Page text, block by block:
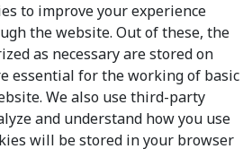
to improve your experience
the website. Out of these, the
as necessary are stored on
essential for the working of basic
We also use third-party
and understand how you use
will be stored in your browser